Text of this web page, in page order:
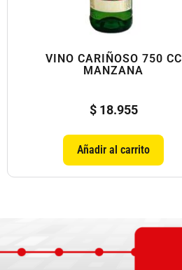
VINO CARIÑOSO 750 CC
MANZANA
$18.955
Añadir al carrito